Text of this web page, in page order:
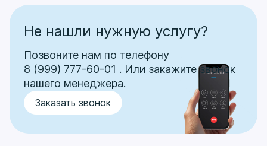
Заказать звонок
Не нашли нужную услугу?
Позвоните нам по телефону
8 (999) 777-60-01 . Или закажите звонок
нашего менеджера.